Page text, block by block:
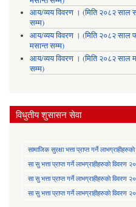
आय/व्यय विवरण । (मिति २०८२ साल
सम्म)
आय/व्यय विवरण । (मिति २०८२
मसान्त सम्म)
आय/व्यय विवरण । (मिति २०८२ साल
सम्म)
विधुतीय शुसासन सेवा
सामाजिक सुरक्षा भत्ता प्राप्त गर्ने
सा‍ सु भत्ता प्राप्त गर्ने लाभग्राहीहरुकाे
सा‍ सु भत्ता प्राप्त गर्ने लाभग्राहीहरुकाे विवरण
सा‍ सु भत्ता प्राप्त गर्ने लाभग्राहीहरुकाे